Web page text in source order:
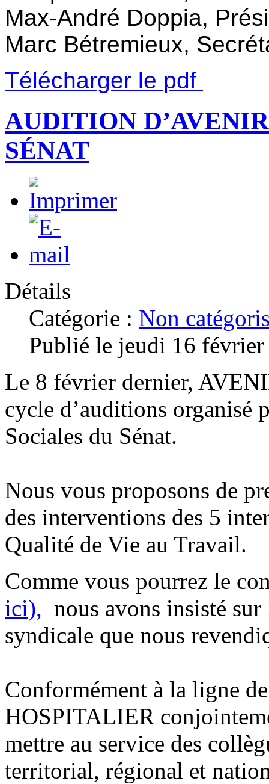
Max-André Doppia,
Marc Bétremieux,
Télécharger le pdf
AUDITION
SÉNAT
Détails
Catégorie : Non
Publié le jeudi 16
Le 8 février dernier,
cycle d’auditions organisé
Sociales du Sénat.
Nous vous proposons de
des interventions des 5
Qualité de Vie au Travail.
Comme vous pourrez le
ici), nous avons insisté
syndicale que nous
Conformément à la ligne
HOSPITALIER
mettre au service des
territorial, régional et